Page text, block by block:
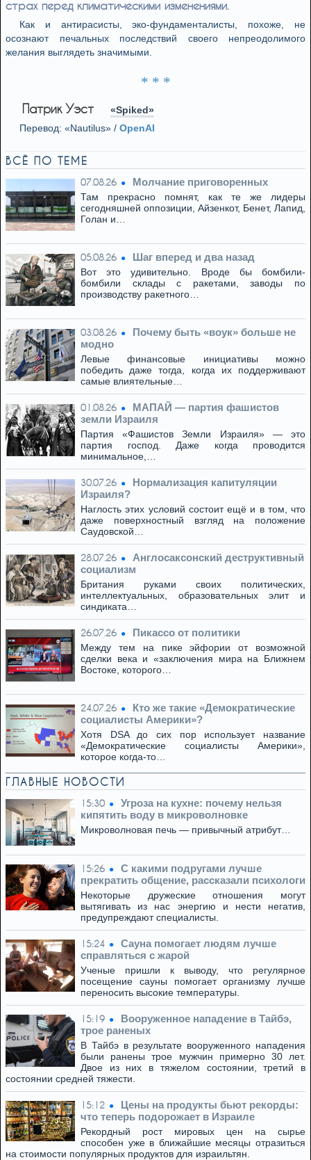
страх перед климатическими изменениями.
Как и антирасисты, эко-фундаменталисты, похоже, не
осознают печальных последствий своего непреодолимого
желания выглядеть значимыми.
* * *
Патрик Уэст
«Spiked»
Перевод: «Nautilus» / OpenAI
ВСЁ ПО ТЕМЕ
07.08.26 Молчание приговоренных
Там прекрасно помнят, как те же лидеры
сегодняшней оппозиции, Айзенкот, Бенет, Лапид,
Голан и…
05.08.26 Шаг вперед и два назад
Вот это удивительно. Вроде бы бомбили-
бомбили склады с ракетами, заводы по
производству ракетного…
03.08.26
Почему быть «воук» больше не
модно
Левые финансовые инициативы можно
победить даже тогда, когда их поддерживают
самые влиятельные…
01.08.26
МАПАЙ — партия фашистов
земли Израиля
Партия «Фашистов Земли Израиля» — это
партия господ. Даже когда проводится
минимальное,…
30.07.26
Нормализация капитуляции
Израиля?
Наглость этих условий состоит ещё и в том, что
даже поверхностный взгляд на положение
Саудовской…
28.07.26
Англосаксонский деструктивный
социализм
Британия руками своих политических,
интеллектуальных, образовательных элит и
синдиката…
26.07.26 Пикассо от политики
Между тем на пике эйфории от возможной
сделки века и «заключения мира на Ближнем
Востоке, которого…
24.07.26
Кто же такие «Демократические
социалисты Америки»?
Хотя DSA до сих пор использует название
«Демократические социалисты Америки»,
которое когда-то…
ГЛАВНЫЕ НОВОСТИ
15:30
Угроза на кухне: почему нельзя
кипятить воду в микроволновке
Микроволновая печь — привычный атрибут…
15:26
С какими подругами лучше
прекратить общение, рассказали психологи
Некоторые дружеские отношения могут
вытягивать из нас энергию и нести негатив,
предупреждают специалисты.
15:24
Сауна помогает людям лучше
справляться с жарой
Ученые пришли к выводу, что регулярное
посещение сауны помогает организму лучше
переносить высокие температуры.
15:19
Вооруженное нападение в Тайбэ,
трое раненых
В Тайбэ в результате вооруженного нападения
были ранены трое мужчин примерно 30 лет.
Двое из них в тяжелом состоянии, третий в
состоянии средней тяжести.
15:12
Цены на продукты бьют рекорды:
что теперь подорожает в Израиле
Рекордный рост мировых цен на сырье
способен уже в ближайшие месяцы отразиться
на стоимости популярных продуктов для израильтян.